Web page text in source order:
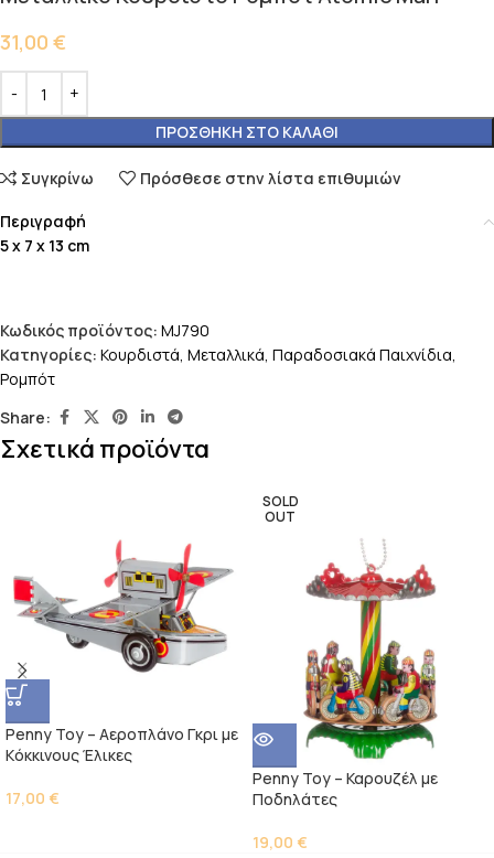
31,00 €
ΠΡΟΣΘΉΚΗ ΣΤΟ ΚΑΛΆΘΙ
Συγκρίνω Πρόσθεσε στην λίστα επιθυμιών
Περιγραφή
5 x 7 x 13 cm
Κωδικός προϊόντος: MJ790
Κατηγορίες: Κουρδιστά, Μεταλλικά, Παραδοσιακά Παιχνίδια,
Ρομπότ
Share:
Σχετικά προϊόντα
Penny Toy – Αεροπλάνο Γκρι με
Kόκκινους Έλικες
17,00 €
SOLD
OUT
Penny Toy – Καρουζέλ με
Ποδηλάτες
19,00 €